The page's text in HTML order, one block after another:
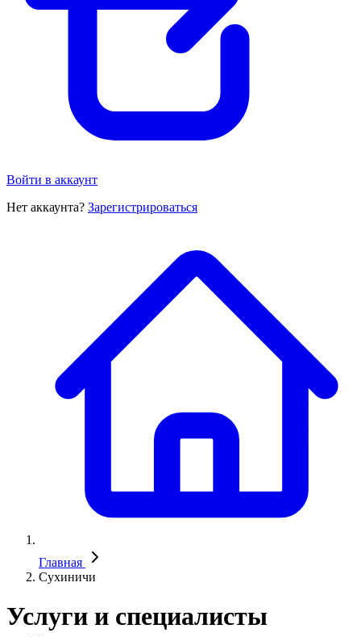
Войти в аккаунт
Нет аккаунта? Зарегистрироваться
Главная
Сухиничи
Услуги и специалисты